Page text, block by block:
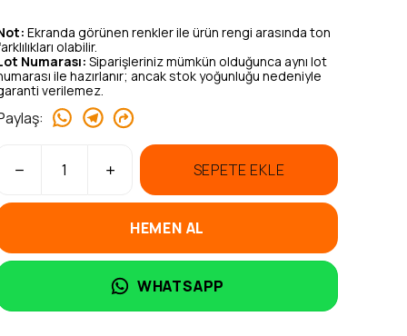
Ekranda görünen renkler ile ürün rengi arasında ton
olabilir.
Numarası: Siparişleriniz mümkün olduğunca aynı lot
ile hazırlanır; ancak stok yoğunluğu nedeniyle
verilemez.
:
SEPETE EKLE
HEMEN AL
WHATSAPP